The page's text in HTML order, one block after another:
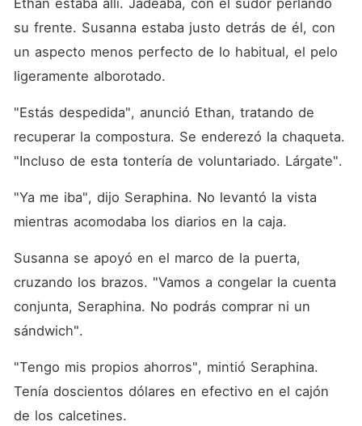
Ethan estaba allí. Jadeaba, con el sudor perlando
su frente. Susanna estaba justo detrás de él, con
un aspecto menos perfecto de lo habitual, el pelo
ligeramente alborotado.
"Estás despedida", anunció Ethan, tratando de
recuperar la compostura. Se enderezó la chaqueta.
"Incluso de esta tontería de voluntariado. Lárgate".
"Ya me iba", dijo Seraphina. No levantó la vista
mientras acomodaba los diarios en la caja.
Susanna se apoyó en el marco de la puerta,
cruzando los brazos. "Vamos a congelar la cuenta
conjunta, Seraphina. No podrás comprar ni un
sándwich".
"Tengo mis propios ahorros", mintió Seraphina.
Tenía doscientos dólares en efectivo en el cajón
de los calcetines.